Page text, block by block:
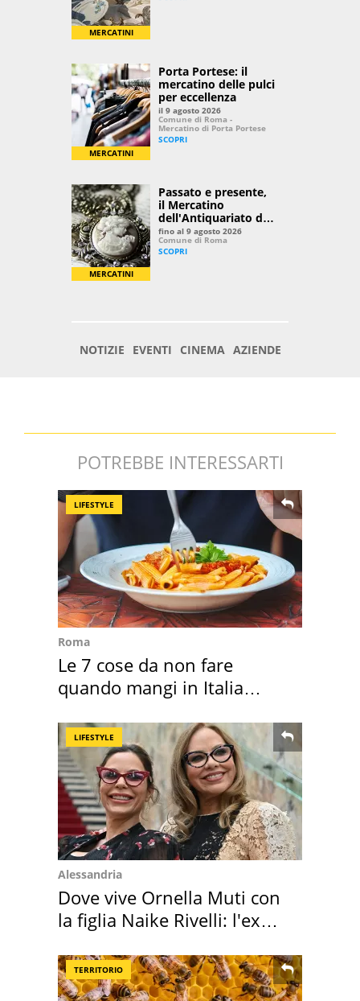
POTREBBE INTERESSARTI
LIFESTYLE
Roma
Le 7 cose da non fare
quando mangi in Italia
LIFESTYLE
Alessandria
Dove vive Ornella Muti con
la figlia Naike Rivelli: l'ex
TERRITORIO